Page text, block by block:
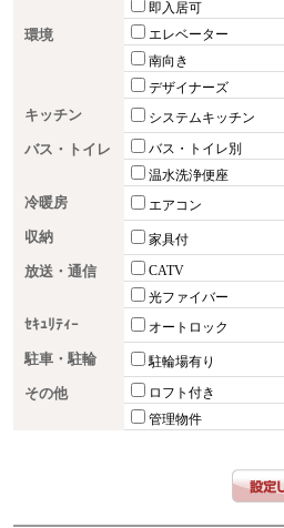
即入居可
環境 エレベーター
南向き
デザイナーズ
キッチン システムキッチン
バス・トイレ バス・トイレ別
温水洗浄便座
冷暖房 エアコン
収納 家具付
放送・通信 CATV
光ファイバー
ｾｷｭﾘﾃｨｰ オートロック
駐車・駐輪 駐輪場有り
その他 ロフト付き
管理物件